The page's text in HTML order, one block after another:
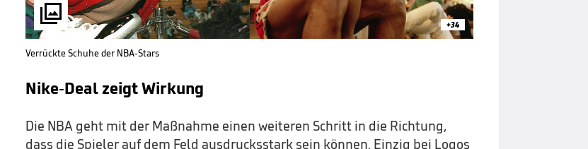
 +34
Verrückte Schuhe der NBA-Stars
Nike-Deal zeigt Wirkung
Die NBA geht mit der Maßnahme einen weiteren Schritt in die Richtung,
dass die Spieler auf dem Feld ausdrucksstark sein können. Einzig bei Logos